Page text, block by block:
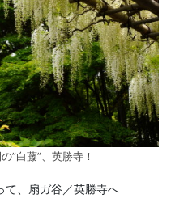
”白藤”、英勝寺！
て、扇ガ谷／英勝寺へ